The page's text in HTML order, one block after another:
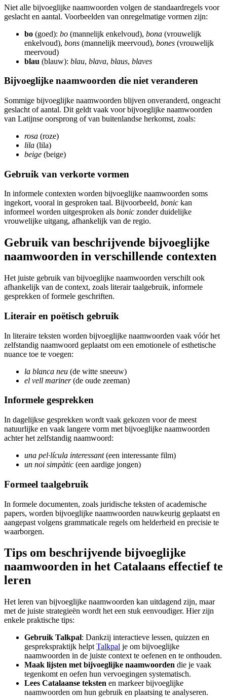
Niet alle bijvoeglijke naamwoorden volgen de standaardregels voor
geslacht en aantal. Voorbeelden van onregelmatige vormen zijn:
bo (goed): bo (mannelijk enkelvoud), bona (vrouwelijk
enkelvoud), bons (mannelijk meervoud), bones (vrouwelijk
meervoud)
blau (blauw): blau, blava, blaus, blaves
Bijvoeglijke naamwoorden die niet veranderen
Sommige bijvoeglijke naamwoorden blijven onveranderd, ongeacht
geslacht of aantal. Dit geldt vaak voor bijvoeglijke naamwoorden
van Latijnse oorsprong of van buitenlandse herkomst, zoals:
rosa (roze)
lila (lila)
beige (beige)
Gebruik van verkorte vormen
In informele contexten worden bijvoeglijke naamwoorden soms
ingekort, vooral in gesproken taal. Bijvoorbeeld, bonic kan
informeel worden uitgesproken als bonic zonder duidelijke
vrouwelijke uitgang, afhankelijk van de regio.
Gebruik van beschrijvende bijvoeglijke
naamwoorden in verschillende contexten
Het juiste gebruik van bijvoeglijke naamwoorden verschilt ook
afhankelijk van de context, zoals literair taalgebruik, informele
gesprekken of formele geschriften.
Literair en poëtisch gebruik
In literaire teksten worden bijvoeglijke naamwoorden vaak vóór het
zelfstandig naamwoord geplaatst om een emotionele of esthetische
nuance toe te voegen:
la blanca neu (de witte sneeuw)
el vell mariner(de oude zeeman)
Informele gesprekken
In dagelijkse gesprekken wordt vaak gekozen voor de meest
natuurlijke en vaak langere vorm met bijvoeglijke naamwoorden
achter het zelfstandig naamwoord:
una pel·lícula interessant(een interessante film)
un noi simpàtic (een aardige jongen)
Formeel taalgebruik
In formele documenten, zoals juridische teksten of academische
papers, worden bijvoeglijke naamwoorden nauwkeurig geplaatst en
aangepast volgens grammaticale regels om helderheid en precisie te
waarborgen.
Tips om beschrijvende bijvoeglijke
naamwoorden in het Catalaans effectief te
leren
Het leren van bijvoeglijke naamwoorden kan uitdagend zijn, maar
met de juiste strategieën wordt het een stuk eenvoudiger. Hier zijn
enkele praktische tips:
Gebruik Talkpal: Dankzij interactieve lessen, quizzen en
gesprekspraktijk helpt Talkpal je om bijvoeglijke
naamwoorden in de juiste context te oefenen en te onthouden.
Maak lijsten met bijvoeglijke naamwoorden die je vaak
tegenkomt en oefen hun vervoegingen systematisch.
Lees Catalaanse teksten en markeer bijvoeglijke
naamwoorden om hun gebruik en plaatsing te analyseren.